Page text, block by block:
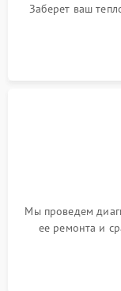
Заберет ваш
Мы проведем
ее ремонта и